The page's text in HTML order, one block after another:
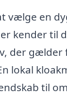
vælge en
kender til
der gælder
lokal
til